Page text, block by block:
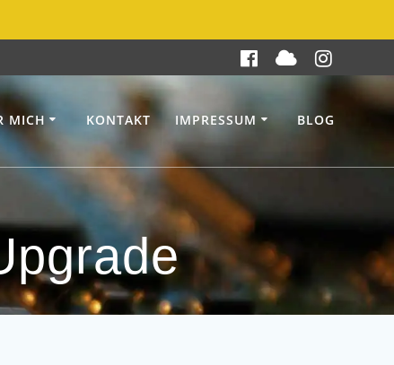
MICH KONTAKT IMPRESSUM BLOG